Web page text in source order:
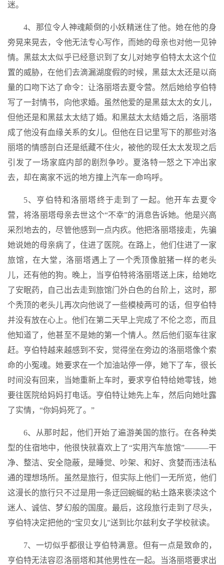
迷。
4、那位令人神魂颠倒的小妖精迷住了他。她在他的身
旁晃来晃去，令他无法专心写作，而她的母亲也对他一见钟
情。黑兹太太似乎已经意识到了女儿对她亨伯特太太这个位
置的威胁，在他们去滴漏湖度假的时候，黑兹太太还是以商
量的口吻下达了命令：让洛丽塔去夏令营。然后她给亨伯特
写了一封情书，向他求婚。虽然他爱的是黑兹太太的女儿，
但他还是和黑兹太太结了婚。和黑兹太太结婚之后，洛丽塔
成了他没有血缘关系的女儿。但他在日记里写下的那些对洛
丽塔的情感剖白还是纸藏不住火，被他的现任太太发现之后
引发了一场家庭内部的剧烈争吵。夏洛特一怒之下冲出家
去，却在离家不远的地方撞上汽车一命呜呼。
5、亨伯特和洛丽塔终于走到了一起。他开车去夏令
营，将洛丽塔母亲去世这个“不幸”的消息告诉她。他是兴高
采烈地去的，尽管他感到一点内疚。他把洛丽塔接走，先骗
她说她的母亲病了，住进了医院。在路上，他们住进了一家
旅馆，在大堂，洛丽塔遇上了一个秃顶像脏猪一样的老头
儿，还有他的狗。晚上，当亨伯特将洛丽塔送上床，给她吃
了安眠药，自己出去走到旅馆门外白色的台阶上，这时，那
个秃顶的老头儿再次向他说了一些模棱两可的话，但亨伯特
并没有放在心上。他们在第二天早上完成了不伦之恋，而且
他知道了，他甚至不是她的第一个情人。然后他们驱车往家
赶。亨伯特越来越感到不安，觉得坐在旁边的洛丽塔像个索
命的小冤魂。她要求在一个加油站停一停，她下了车，很长
时间没有回来，当她重新上车时，要求亨伯特给她零钱，她
要往医院给妈妈打电话。亨伯特让她先上车，然后向她吐露
了实情，“你妈妈死了。”
6、从那时起，他们开始了遍游美国的旅行。在各种类
型的住宿地中，他很快就喜欢上了“实用汽车旅馆”———干
净、整洁、安全隐蔽，是睡觉、吵架、和好、贪婪而违法私
通的理想场所。虽然是旅行，但实际上他们一无所览，他们
这漫长的旅行只不过是用一条迂回蜿蜒的粘土路来亵渎这个
迷人、诚信、梦幻般的国度。最后，这段旅行走到了尽头，
亨伯特决定把他的“宝贝女儿”送到比尔兹利女子学校就读。
7、一切似乎都很让亨伯特满意。但有一点是致命的，
亨伯特无法容忍洛丽塔和其他男性在一起。当洛丽塔要求出